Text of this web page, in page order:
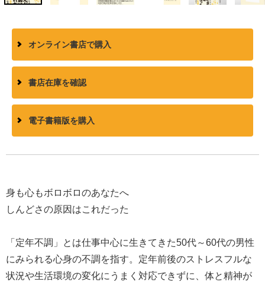
オンライン書店で購入
書店在庫を確認
電子書籍版を購入
身も心もボロボロのあなたへ
しんどさの原因はこれだった
「定年不調」とは仕事中心に生きてきた50代～60代の男性
にみられる心身の不調を指す。定年前後のストレスフルな
状況や生活環境の変化にうまく対応できずに、体と精神が